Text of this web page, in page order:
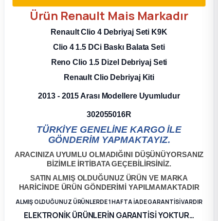
Ürün Renault Mais Markadır
Renault Clio 4 Debriyaj Seti K9K
Clio 4 1.5 DCi Baskı Balata Seti
Reno Clio 1.5 Dizel Debriyaj Seti
Renault Clio Debriyaj Kiti
2013 - 2015 Arası Modellere Uyumludur
302055016R
TÜRKİYE GENELİNE KARGO İLE
GÖNDERİM YAPMAKTAYIZ.
ARACINIZA UYUMLU OLMADIĞINI DÜŞÜNÜYORSANIZ
BİZİMLE İRTİBATA GEÇEBİLİRSİNİZ.
SATIN ALMIŞ OLDUĞUNUZ ÜRÜN VE MARKA
HARİCİNDE ÜRÜN GÖNDERİMİ YAPILMAMAKTADIR
ALMIŞ OLDUĞUNUZ ÜRÜNLERDE 1 HAFTA İADE GARANTİSİ VARDIR
ELEKTRONİK ÜRÜNLERİN GARANTİSİ YOKTUR…